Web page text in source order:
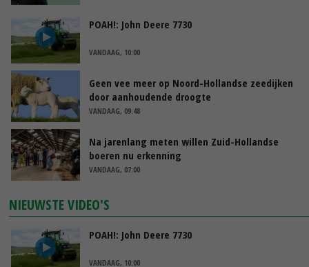
POAH!: John Deere 7730
VANDAAG, 10:00
Geen vee meer op Noord-Hollandse zeedijken
door aanhoudende droogte
VANDAAG, 09:48
Na jarenlang meten willen Zuid-Hollandse
boeren nu erkenning
VANDAAG, 07:00
NIEUWSTE VIDEO'S
POAH!: John Deere 7730
VANDAAG, 10:00